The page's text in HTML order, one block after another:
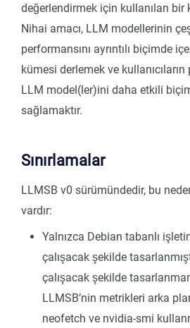
değerlendirmek için kullanılan bir
Nihai amacı, LLM modellerinin
performansını ayrıntılı biçimde
kümesi derlemek ve
LLM model(ler)ini daha etkili
sağlamaktır.
Sınırlamalar
LLMSB v0 sürümündedir, bu
vardır:
Yalnızca Debian tabanlı
çalışacak şekilde
çalışacak şekilde
LLMSB’nin metrikleri arka
neofetch ve nvidia-smi